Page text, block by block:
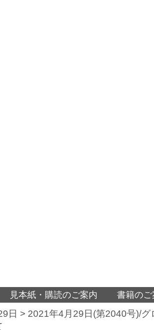
見本紙・購読のご案内 書籍のご
日 > 2021年4月29日(第2040号)/グ